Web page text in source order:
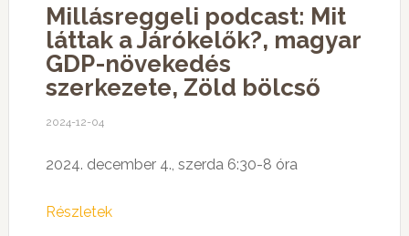
Millásreggeli podcast: Mit
láttak a Járókelők?, magyar
GDP-növekedés
szerkezete, Zöld bölcső
2024-12-04
2024. december 4., szerda 6:30-8 óra
Részletek